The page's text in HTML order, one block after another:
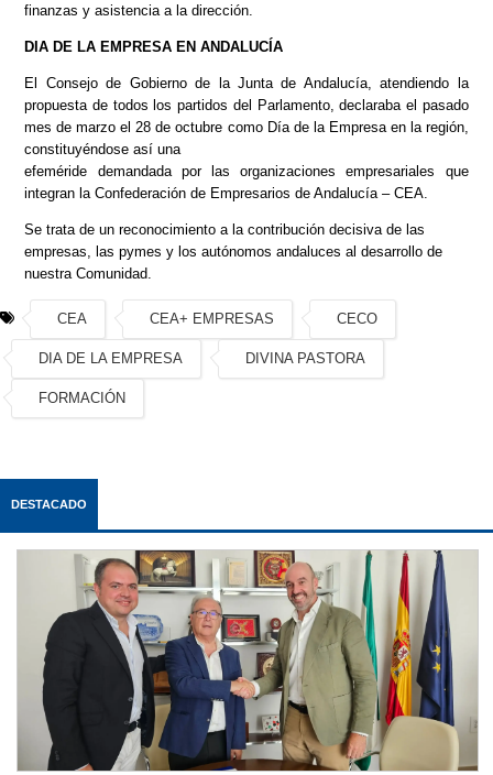
finanzas y asistencia a la dirección.
DIA DE LA EMPRESA EN ANDALUCÍA
El Consejo de Gobierno de la Junta de Andalucía, atendiendo la
propuesta de todos los partidos del Parlamento, declaraba el pasado
mes de marzo el 28 de octubre como Día de la Empresa en la región,
constituyéndose así una
efeméride demandada por las organizaciones empresariales que
integran la Confederación de Empresarios de Andalucía – CEA.
Se trata de un reconocimiento a la contribución decisiva de las
empresas, las pymes y los autónomos andaluces al desarrollo de
nuestra Comunidad.
CEA CEA+ EMPRESAS CECO
DIA DE LA EMPRESA DIVINA PASTORA
FORMACIÓN
DESTACADO